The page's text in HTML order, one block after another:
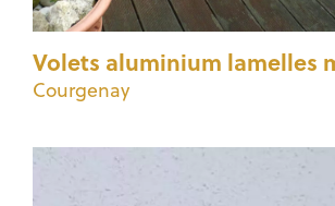
Volets aluminium lamelles
Courgenay